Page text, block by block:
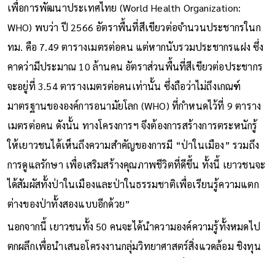
เพื่อการพัฒนาประเทศไทย (World Health Organization:
WHO) พบว่า ปี 2566 อัตราพื้นที่สีเขียวต่อจำนวนประชากรในก
ทม. คือ 7.49 ตารางเมตรต่อคน แต่หากนับรวมประชากรแฝง ซึ่ง
คาดว่ามีประมาณ 10 ล้านคน อัตราส่วนพื้นที่สีเขียวต่อประชากร
จะอยู่ที่ 3.54 ตารางเมตรต่อคนเท่านั้น ซึ่งถือว่าไม่ถึงเกณฑ์
มาตรฐานขององค์การอนามัยโลก (WHO) ที่กำหนดไว้ที่ 9 ตาราง
เมตรต่อคน ดังนั้น ทางโครงการฯ จึงต้องการสร้างการตระหนักรู้
ให้เยาวชนได้เห็นถึงความสำคัญของการมี “ป่าในเมือง” รวมถึง
การดูแลรักษา เพื่อเสริมสร้างคุณภาพชีวิตที่ดีขึ้น ทั้งนี้ เยาวชนจะ
ได้สัมผัสทั้งป่าในเมืองและป่าในธรรมชาติเพื่อเรียนรู้ความแตก
ต่างของป่าทั้งสองแบบอีกด้วย”
นอกจากนี้ เยาวชนทั้ง 50 คนจะได้นำความองค์ความรู้ทั้งหมดไป
ตกผลึกเพื่อนำเสนอโครงงานกลุ่มวิทยาศาสตร์สิ่งแวดล้อม ชิงทุน